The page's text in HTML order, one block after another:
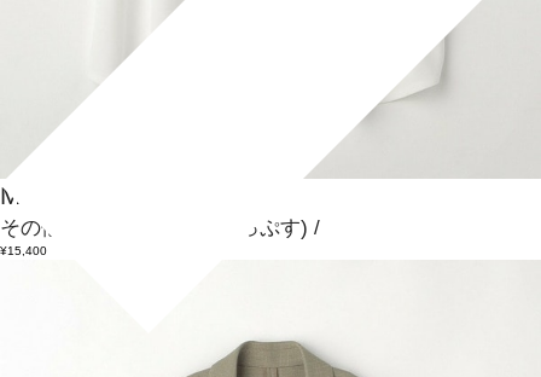
MOGA
その他トップス (そのたとっぷす) /
¥15,400